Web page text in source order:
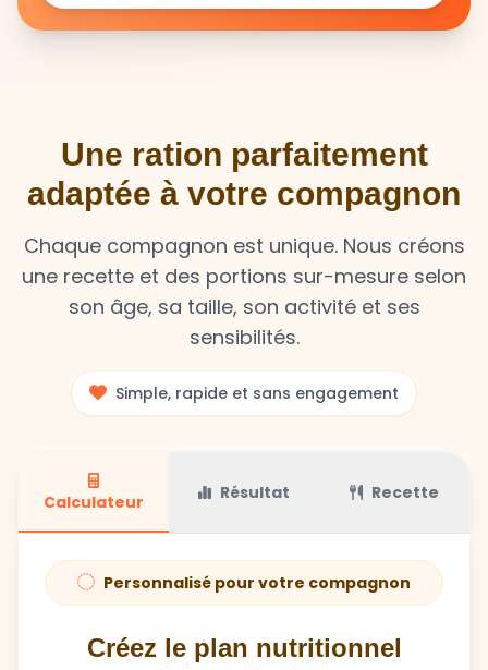
Une ration parfaitement
adaptée à votre compagnon
Chaque compagnon est unique. Nous créons
une recette et des portions sur-mesure selon
son âge, sa taille, son activité et ses
sensibilités.
Simple, rapide et sans engagement
Calculateur Résultat Recette
Personnalisé pour votre compagnon
Créez le plan nutritionnel